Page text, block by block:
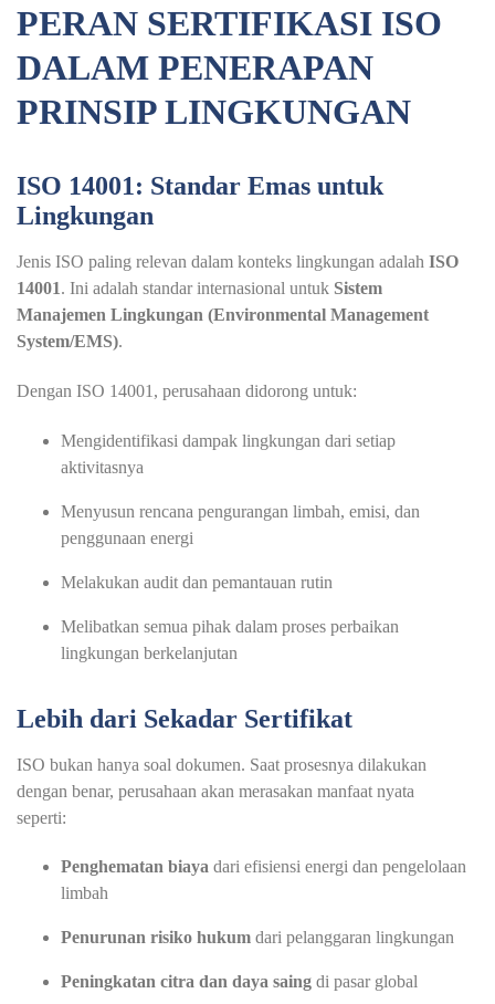
PERAN SERTIFIKASI ISO
DALAM PENERAPAN
PRINSIP LINGKUNGAN
ISO 14001: Standar Emas untuk
Lingkungan
Jenis ISO paling relevan dalam konteks lingkungan adalah ISO
14001. Ini adalah standar internasional untuk Sistem
Manajemen Lingkungan (Environmental Management
System/EMS).
Dengan ISO 14001, perusahaan didorong untuk:
Mengidentifikasi dampak lingkungan dari setiap
aktivitasnya
Menyusun rencana pengurangan limbah, emisi, dan
penggunaan energi
Melakukan audit dan pemantauan rutin
Melibatkan semua pihak dalam proses perbaikan
lingkungan berkelanjutan
Lebih dari Sekadar Sertifikat
ISO bukan hanya soal dokumen. Saat prosesnya dilakukan
dengan benar, perusahaan akan merasakan manfaat nyata
seperti:
Penghematan biaya dari efisiensi energi dan pengelolaan
limbah
Penurunan risiko hukum dari pelanggaran lingkungan
Peningkatan citra dan daya saing di pasar global